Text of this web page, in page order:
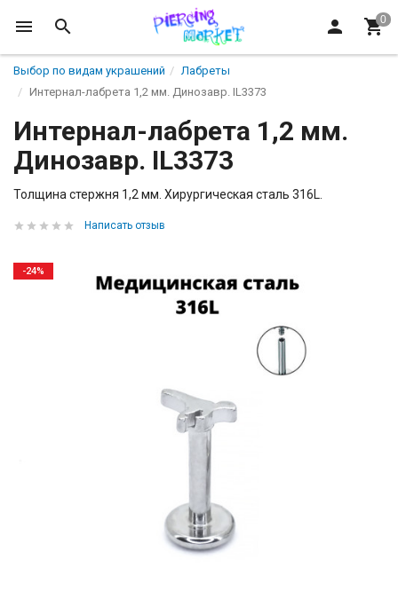
Выбор по видам украшений
Лабреты
Интернал-лабрета 1,2 мм. Динозавр. IL3373
Интернал-лабрета 1,2 мм.
Динозавр. IL3373
Толщина стержня 1,2 мм. Хирургическая сталь 316L.
Написать отзыв
-24%